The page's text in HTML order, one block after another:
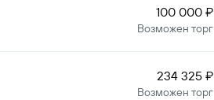
100 000 ₽
Возможен торг
234 325 ₽
Возможен торг